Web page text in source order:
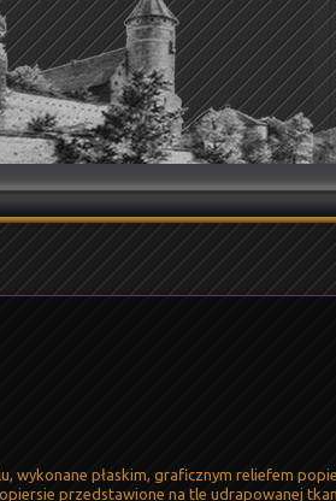
wykonane płaskim, graficznym reliefem
przedstawione na tle udrapowanej